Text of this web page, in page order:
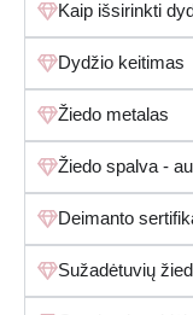
Kaip išsirinkti
Dydžio keitimas
Žiedo metalas
Žiedo spalva -
Deimanto
Sužadėtuvių